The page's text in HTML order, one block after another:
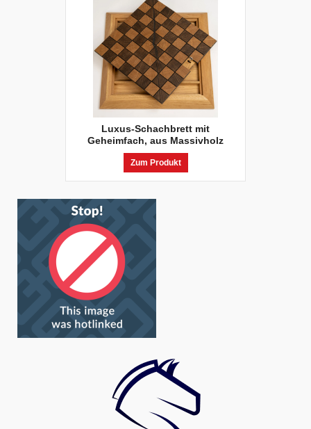
Luxus-Schachbrett mit
Geheimfach, aus Massivholz
Zum Produkt